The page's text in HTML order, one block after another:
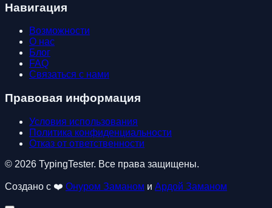
Навигация
Возможности
О нас
Блог
FAQ
Связаться с нами
Правовая информация
Условия использования
Политика конфиденциальности
Отказ от ответственности
© 2026 TypingTester. Все права защищены.
Создано с ❤️ Онуром Заманом и Ардой Заманом